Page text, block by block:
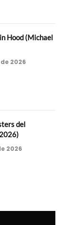
Hood (Michael
2026
del
2026